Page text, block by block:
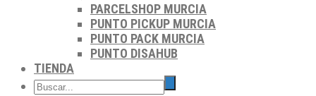
PARCELSHOP MURCIA
PUNTO PICKUP MURCIA
PUNTO PACK MURCIA
PUNTO DISAHUB
TIENDA